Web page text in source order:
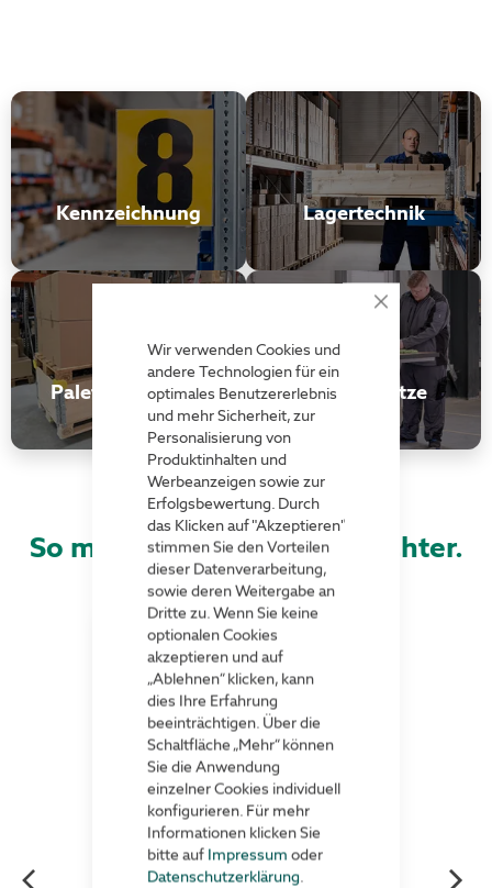
Close
Cookie
Bar
Wir verwenden Cookies und
andere Technologien für ein
optimales Benutzererlebnis
und mehr Sicherheit, zur
Personalisierung von
Produktinhalten und
Werbeanzeigen sowie zur
Erfolgsbewertung. Durch
das Klicken auf "Akzeptieren"
stimmen Sie den Vorteilen
dieser Datenverarbeitung,
sowie deren Weitergabe an
Dritte zu. Wenn Sie keine
optionalen Cookies
akzeptieren und auf
„Ablehnen“ klicken, kann
dies Ihre Erfahrung
beeinträchtigen. Über die
Schaltfläche „Mehr“ können
Sie die Anwendung
einzelner Cookies individuell
konfigurieren. Für mehr
Informationen klicken Sie
bitte auf Impressum oder
Datenschutzerklärung.
Kennzeichnung Lagertechnik
Palettenzubehör Arbeitsplätze
So machen wir es Ihnen leichter.